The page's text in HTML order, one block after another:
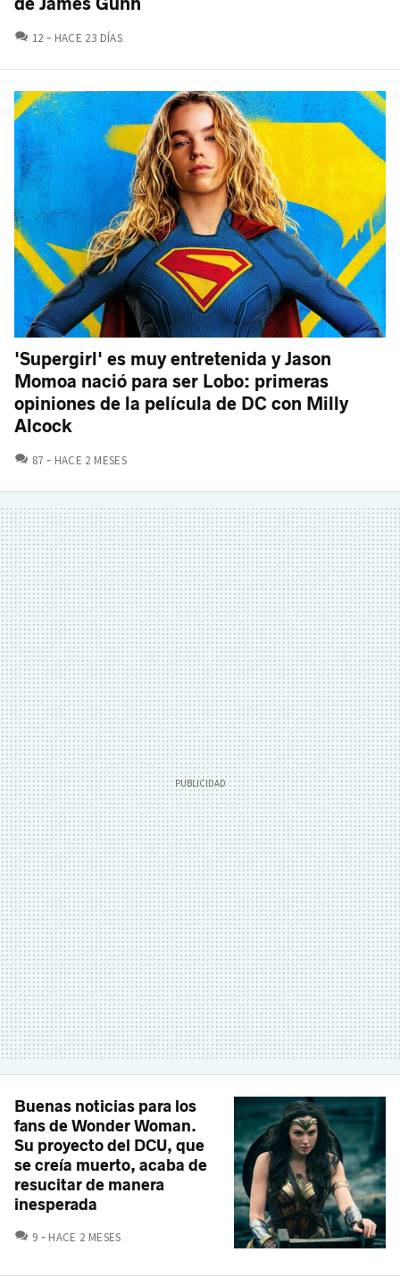
12 COMENTARIOS
HACE 23 DÍAS
'Supergirl' es muy entretenida y Jason
Momoa nació para ser Lobo: primeras
opiniones de la película de DC con Milly
Alcock
87 COMENTARIOS
HACE 2 MESES
Buenas noticias para los
fans de Wonder Woman.
Su proyecto del DCU, que
se creía muerto, acaba de
resucitar de manera
inesperada
9 COMENTARIOS
HACE 2 MESES